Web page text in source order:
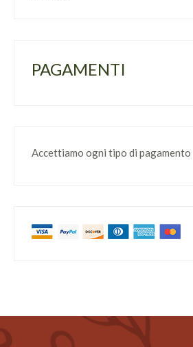
PAGAMENTI
Accettiamo ogni tipo di pagamento